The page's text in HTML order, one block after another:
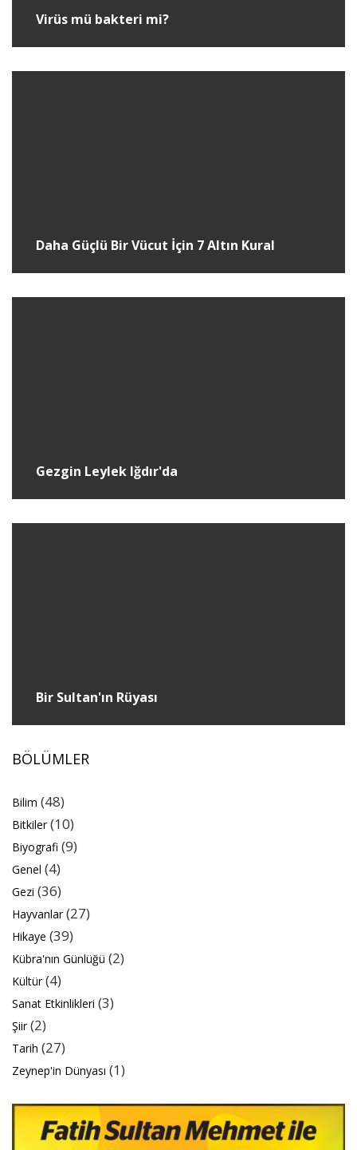
Virüs mü bakteri mi?
Daha Güçlü Bir Vücut İçin 7 Altın Kural
Gezgin Leylek Iğdır'da
Bir Sultan'ın Rüyası
BÖLÜMLER
Bilim (48)
Bitkiler(10)
Biyografi (9)
Genel (4)
Gezi (36)
Hayvanlar(27)
Hikaye (39)
Kübra'nın Günlüğü (2)
Kültür(4)
Sanat Etkinlikleri (3)
Şiir(2)
Tarih (27)
Zeynep'in Dünyası (1)